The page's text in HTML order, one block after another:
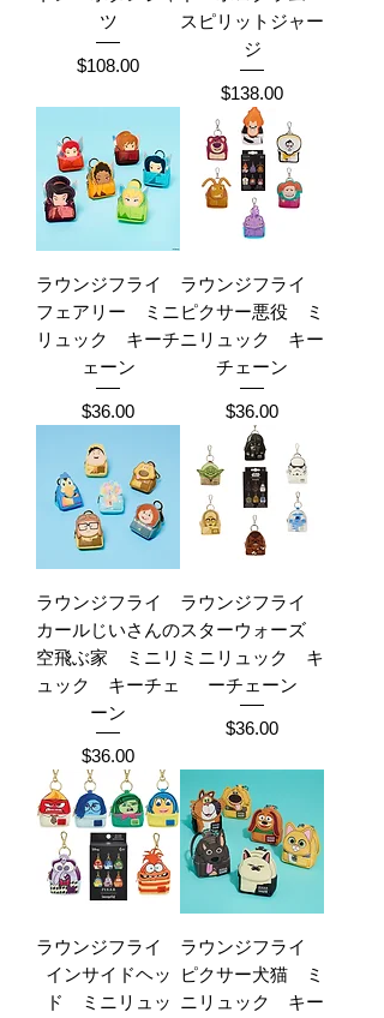
ツ
Price
$108.00
スピリットジャー
ジ
Price
$138.00
ラウンジフライ
フェアリー ミニ
リュック キーチ
ェーン
Price
$36.00
ラウンジフライ
ピクサー悪役 ミ
ニリュック キー
チェーン
Price
$36.00
ラウンジフライ
カールじいさんの
空飛ぶ家 ミニリ
ュック キーチェ
ーン
Price
$36.00
ラウンジフライ
スターウォーズ
ミニリュック キ
ーチェーン
Price
$36.00
ラウンジフライ
インサイドヘッ
ド ミニリュッ
ラウンジフライ
ピクサー犬猫 ミ
ニリュック キー